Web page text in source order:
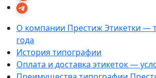
О компании Престиж Этикетки —
года
История типографии
Оплата и доставка этикеток —